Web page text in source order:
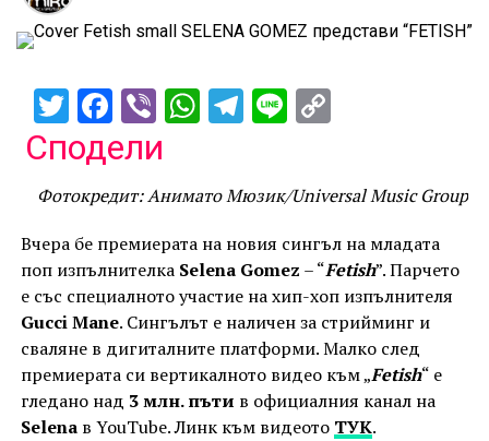
TwitterFacebook
ViberWhatsApp
Telegram
Line
Сподели
Фотокредит: Анимато Мюзик/Universal Music Group
Вчера бе премиерата на новия сингъл на младата
поп изпълнителка Selena Gomez – “Fetish”. Парчето
е със специалното участие на хип-хоп изпълнителя
Gucci Mane. Сингълът е наличен за стрийминг и
сваляне в дигиталните платформи. Малко след
премиерата си вертикалното видео към „Fetish“ е
гледано над 3 млн. пъти в официалния канал на
Selenaв YouTube. Линк към видеото ТУК.